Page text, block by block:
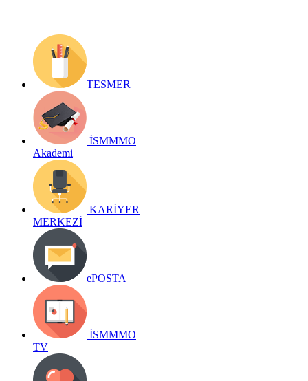
TESMER
İSMMMO
Akademi
KARİYER
MERKEZİ
ePOSTA
İSMMMO
TV